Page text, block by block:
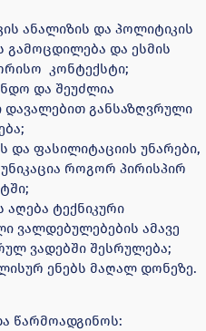
ანალიზის და პოლიტიკის
გამოცდილება და ესმის
კონტექსტი;
და შეუძლია
დავალებით განსაზღვრული
და ფასილიტაციის უნარები,
როგორ პირისპირ
ტექნიკური
ვალდებულებების ამავე
ვადებში შესრულება;
ენებს მაღალ დონეზე.
წარმოადგინოს: